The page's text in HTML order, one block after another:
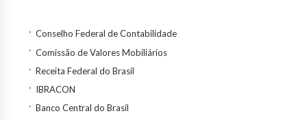
Conselho Federal de Contabilidade
Comissão de Valores Mobiliários
Receita Federal do Brasil
IBRACON
Banco Central do Brasil